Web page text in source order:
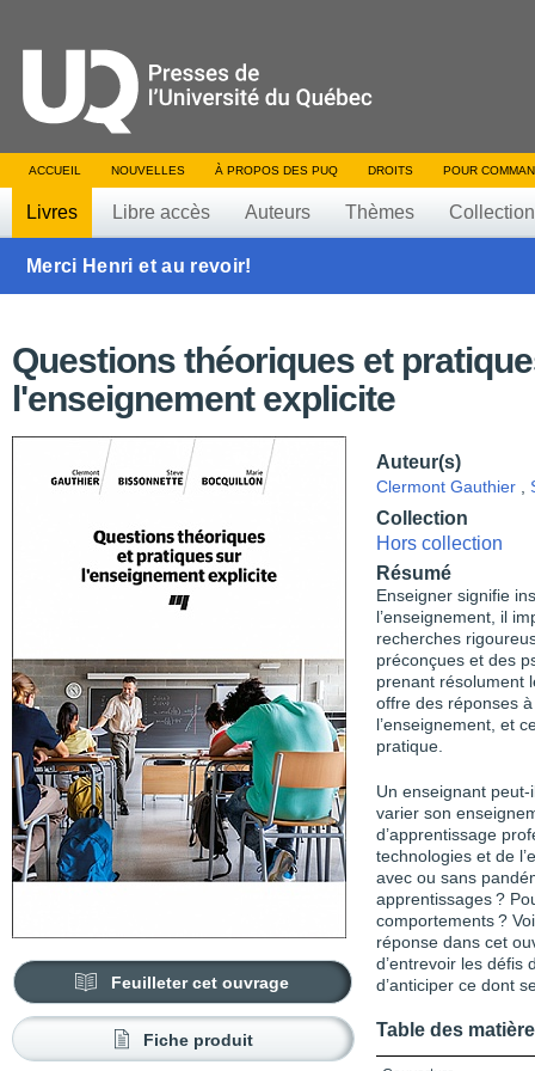
ACCUEIL NOUVELLES À PROPOS DES PUQ DROITS POUR
Livres Libre accès Auteurs Thèmes
Merci Henri et au revoir!
Questions théoriques et
l'enseignement explicite
Feuilleter cet ouvrage
Fiche produit
Auteur(s)
Clermont Gauthier
Collection
Hors collection
Résumé
Enseigner signifie
l’enseignement, il
recherches
préconçues et des
prenant résolument
offre des réponses
l’enseignement, et
pratique.
Un enseignant
varier son
d’apprentissage
technologies et de
avec ou sans
apprentissages ?
comportements ?
réponse dans cet
d’entrevoir les défis
d’anticiper ce dont
Table des